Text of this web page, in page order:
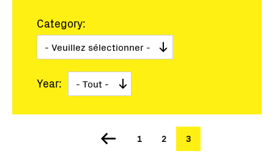
Category:
Year:
Page
1 Page
2 Page
3